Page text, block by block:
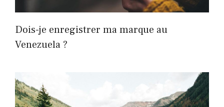
Dois-je enregistrer ma marque au
Venezuela ?